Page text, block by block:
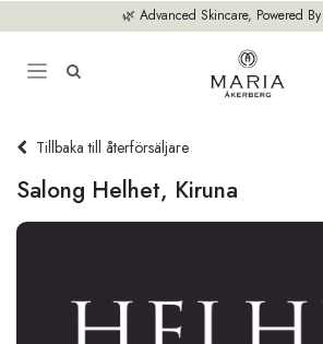
🌿 Advanced Skincare, Powered
Tillbaka till återförsäljare
Salong Helhet, Kiruna